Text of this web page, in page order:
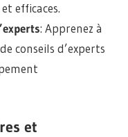
efficaces.
: Apprenez à
conseils d’experts
et